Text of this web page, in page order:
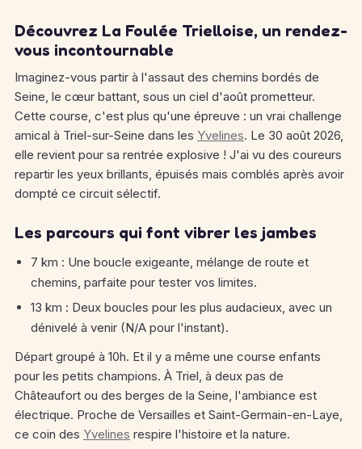
Découvrez La Foulée Trielloise, un rendez-
vous incontournable
Imaginez-vous partir à l'assaut des chemins bordés de
Seine, le cœur battant, sous un ciel d'août prometteur.
Cette course, c'est plus qu'une épreuve : un vrai challenge
amical à Triel-sur-Seine dans les Yvelines. Le 30 août 2026,
elle revient pour sa rentrée explosive ! J'ai vu des coureurs
repartir les yeux brillants, épuisés mais comblés après avoir
dompté ce circuit sélectif.
Les parcours qui font vibrer les jambes
7 km : Une boucle exigeante, mélange de route et
chemins, parfaite pour tester vos limites.
13 km : Deux boucles pour les plus audacieux, avec un
dénivelé à venir (N/A pour l'instant).
Départ groupé à 10h. Et il y a même une course enfants
pour les petits champions. À Triel, à deux pas de
Châteaufort ou des berges de la Seine, l'ambiance est
électrique. Proche de Versailles et Saint-Germain-en-Laye,
ce coin des Yvelines respire l'histoire et la nature.